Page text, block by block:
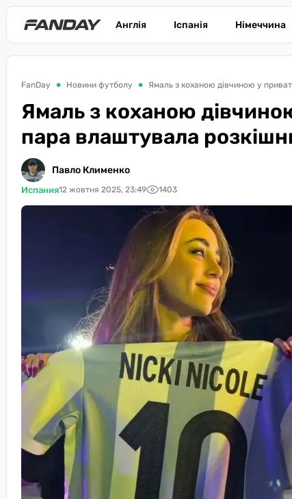
Англія Іспанія Німеччина
FanDay Новини футболу Ямаль з коханою дівчиною у
Ямаль з коханою
пара влаштувала
Павло Клименко
Испания12 жовтня 2025, 23:49 1403